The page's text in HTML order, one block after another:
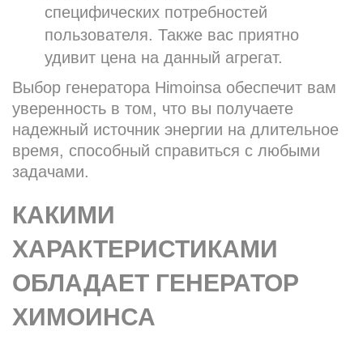
специфических потребностей
пользователя. Также вас приятно
удивит цена на данный агрегат.
Выбор генератора Himoinsa обеспечит вам
уверенность в том, что вы получаете
надежный источник энергии на длительное
время, способный справиться с любыми
задачами.
КАКИМИ
ХАРАКТЕРИСТИКАМИ
ОБЛАДАЕТ ГЕНЕРАТОР
ХИМОИНСА